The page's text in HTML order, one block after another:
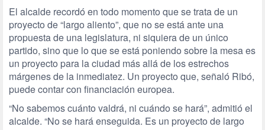
El alcalde recordó en todo momento que se trata de un
proyecto de “largo aliento”, que no se está ante una
propuesta de una legislatura, ni siquiera de un único
partido, sino que lo que se está poniendo sobre la mesa es
un proyecto para la ciudad más allá de los estrechos
márgenes de la inmediatez. Un proyecto que, señaló Ribó,
puede contar con financiación europea.
“No sabemos cuánto valdrá, ni cuándo se hará”, admitió el
alcalde. “No se hará enseguida. Es un proyecto de largo